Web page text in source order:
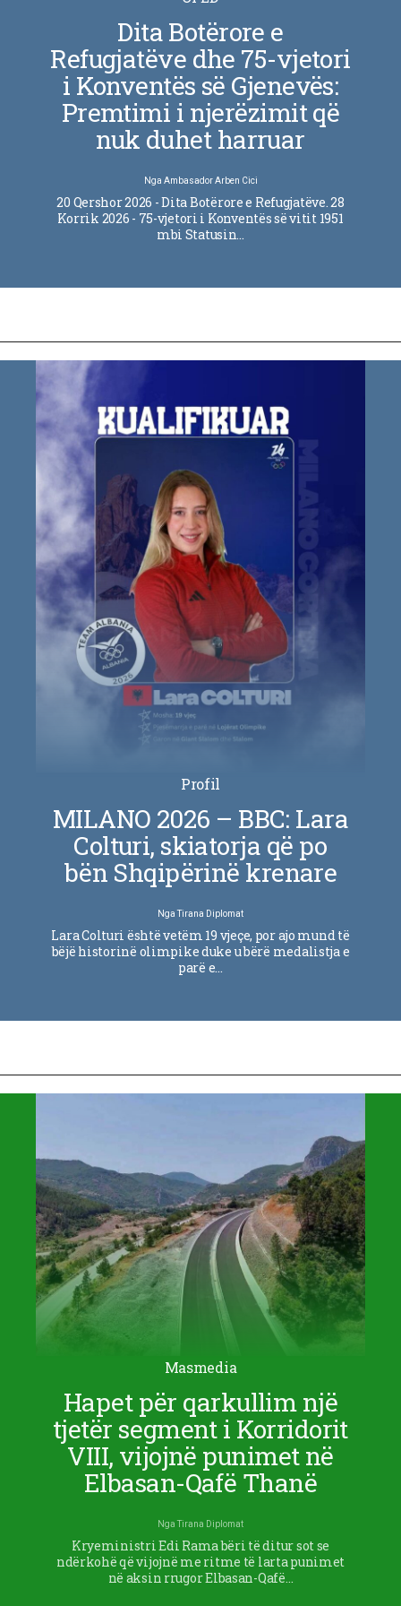
Dita Botërore e
Refugjatëve dhe 75-vjetori
i Konventës së Gjenevës:
Premtimi i njerëzimit që
nuk duhet harruar
Nga Ambasador Arben Cici
20 Qershor 2026 - Dita Botërore e Refugjatëve. 28
Korrik 2026 - 75-vjetori i Konventës së vitit 1951
mbi Statusin…
Profil
MILANO 2026 – BBC: Lara
Colturi, skiatorja që po
bën Shqipërinë krenare
NgaTirana Diplomat
Lara Colturi është vetëm 19 vjeçe, por ajo mund të
bëjë historinë olimpike duke u bërë medalistja e
parë e…
Masmedia
Hapet për qarkullim një
tjetër segment i Korridorit
VIII, vijojnë punimet në
Elbasan-Qafë Thanë
Nga Tirana Diplomat
Kryeministri Edi Rama bëri të ditur sot se
ndërkohë që vijojnë me ritme të larta punimet
në aksin rrugor Elbasan-Qafë…